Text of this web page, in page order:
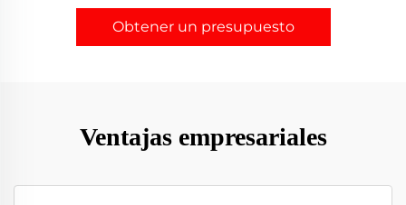
Obtener un presupuesto
Ventajas empresariales